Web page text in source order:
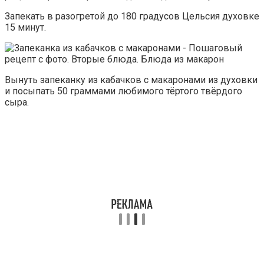
Запекать в разогретой до 180 градусов Цельсия духовке
15 минут.
Вынуть запеканку из кабачков с макаронами из духовки
и посыпать 50 граммами любимого тёртого твёрдого
сыра.